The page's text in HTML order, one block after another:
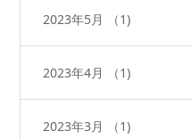
2023年5月 （1)
2023年4月 （1)
2023年3月 （1)